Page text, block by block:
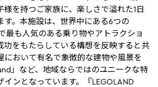
様を持つご家族に、楽しさで溢れた1日
す。本施設は、世界中にある6つの
最も人気のある乗り物やアトラクショ
功をもたらしている構想を反映すると共
において有名で象徴的な建物や風景を
」など、地域ならではのユニークな特
インとなっています。『LEGOLAND